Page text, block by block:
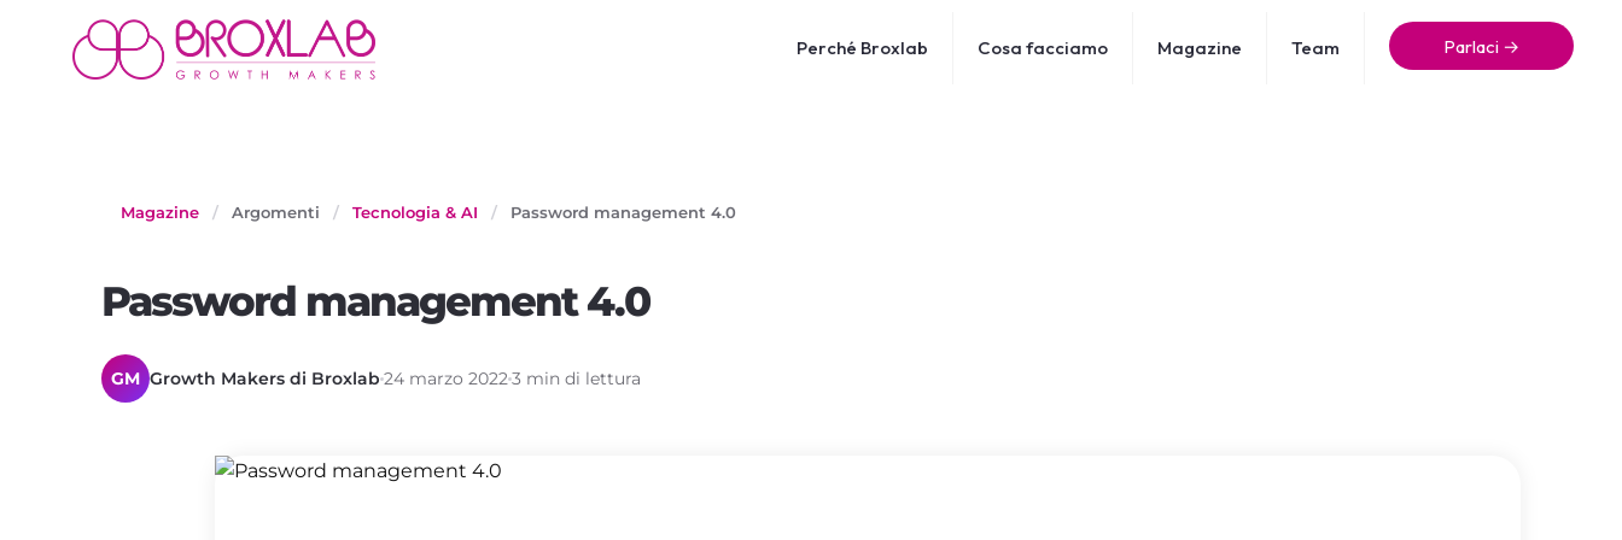
Perché Broxlab Cosa facciamo Magazine Team Parlaci →
Magazine / Argomenti / Tecnologia & AI / Password management 4.0
Password management 4.0
GM Growth Makers di Broxlab 24 marzo 20223 min di lettura